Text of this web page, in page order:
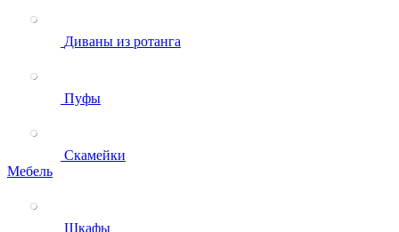
Диваны из ротанга
Пуфы
Скамейки
Мебель
Шкафы